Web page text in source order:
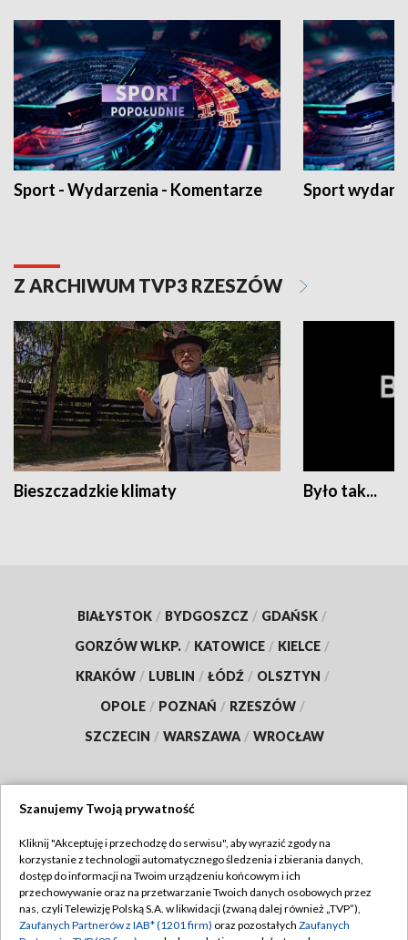
Sport - Wydarzenia - Komentarze Sport
Z ARCHIWUM TVP3 RZESZÓW
Bieszczadzkie klimaty Było tak...
BIAŁYSTOK / BYDGOSZCZ / GDAŃSK /
GORZÓW WLKP. / KATOWICE / KIELCE /
KRAKÓW / LUBLIN / ŁÓDŹ / OLSZTYN /
OPOLE / POZNAŃ / RZESZÓW /
SZCZECIN / WARSZAWA / WROCŁAW
TVP
Abonament TVP
Emisja w TVP
Regulamin TVP
Polityka prywatności
Szanujemy Twoją prywatność
Kliknij "Akceptuję i przechodzę do serwisu", aby wyrazić zgody na
korzystanie z technologii automatycznego śledzenia i zbierania danych,
dostęp do informacji na Twoim urządzeniu końcowym i ich
przechowywanie oraz na przetwarzanie Twoich danych osobowych przez
nas, czyli Telewizję Polską S.A. w likwidacji (zwaną dalej również „TVP”),
Zaufanych Partnerów z IAB* (1201 firm) oraz pozostałych Zaufanych